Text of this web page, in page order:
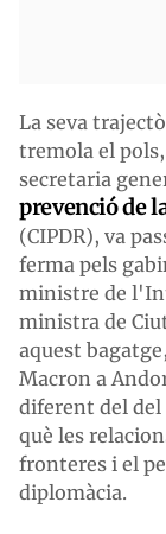
La seva
tremola el
secretaria
prevenció de
(CIPDR), va
ferma pels
ministre de
ministra de
aquest
Macron a
diferent del del
què les
fronteres i el
diplomàcia.